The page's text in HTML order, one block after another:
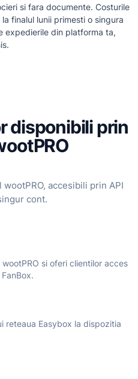
si fara documente. Costurile
finalul lunii primesti o singura
expedierile din platforma ta,
disponibili prin
accesibili prin API
cont.
si oferi clientilor acces
reteaua Easybox la dispozitia